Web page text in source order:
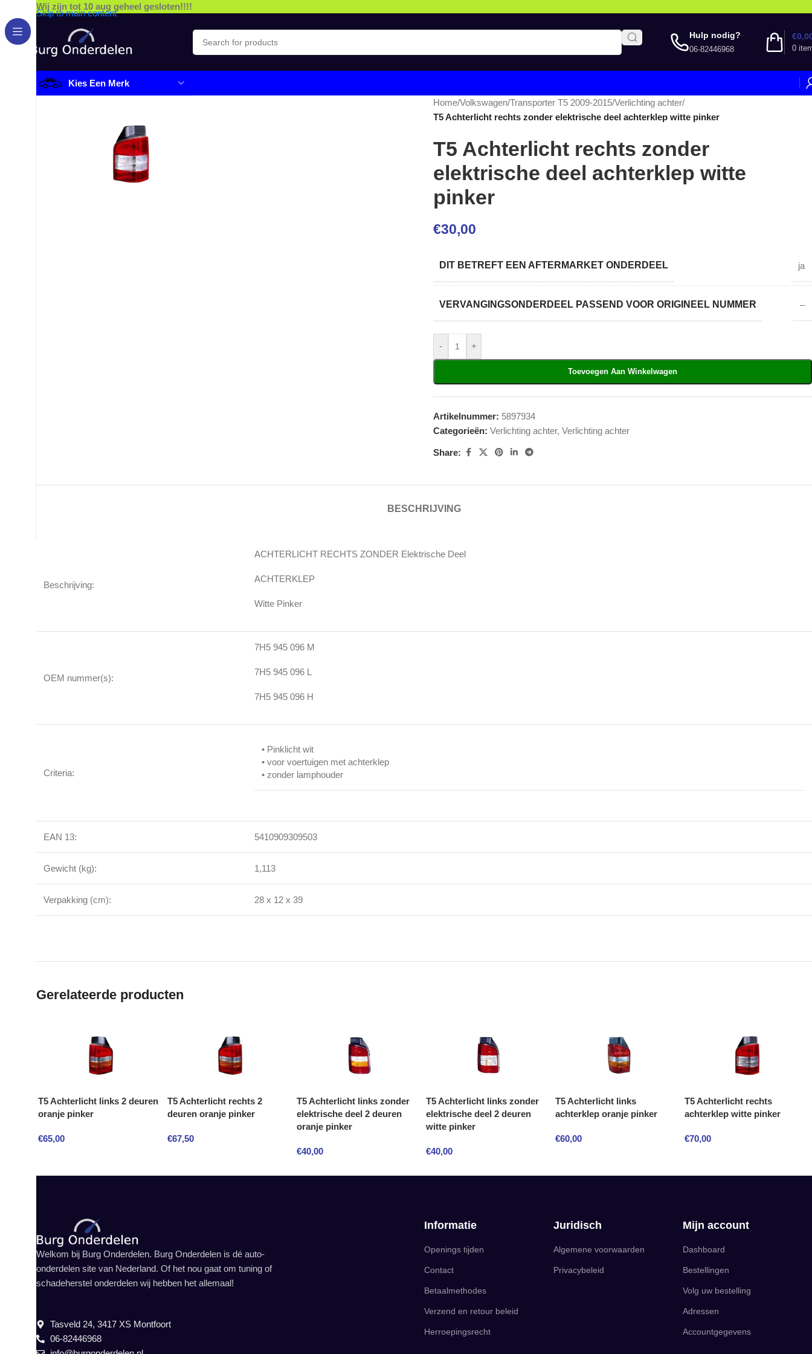
Skip to main content
Wij zijn tot 10 aug geheel gesloten!!!!
Hulp nodig?
06-82446968 0
€
Kies Een Merk
Home/Volkswagen/Transporter T5 2009-2015/Verlichting achter/
T5 Achterlicht rechts zonder elektrische deel achterklep witte pinker
T5 Achterlicht rechts zonder
elektrische deel achterklep witte
pinker
€30,00
DIT BETREFT EEN AFTERMARKET ONDERDEEL ja
VERVANGINGSONDERDEEL PASSEND VOOR ORIGINEEL NUMMER –
- +
Toevoegen Aan Winkelwagen
Artikelnummer: 5897934
Categorieën: Verlichting achter, Verlichting achter
Share:
BESCHRIJVING
Beschrijving:
ACHTERLICHT RECHTS ZONDER Elektrische Deel
ACHTERKLEP
Witte Pinker
OEM nummer(s):
7H5 945 096 M
7H5 945 096 L
7H5 945 096 H
Criteria:
• Pinklicht wit
• voor voertuigen met achterklep
• zonder lamphouder
EAN 13: 5410909309503
Gewicht (kg): 1,113
Verpakking (cm): 28 x 12 x 39
Gerelateerde producten
T5 Achterlicht links 2 deuren
oranje pinker
€65,00
T5 Achterlicht rechts 2
deuren oranje pinker
€67,50
T5 Achterlicht links zonder
elektrische deel 2 deuren
oranje pinker
€40,00
T5 Achterlicht links zonder
elektrische deel 2 deuren
witte pinker
€40,00
T5 Achterlicht links
achterklep oranje pinker
€60,00
T5 Achterlicht rechts
achterklep witte pinker
€70,00
Informatie
Openings tijden
Contact
Betaalmethodes
Verzend en retour beleid
Herroepingsrecht
Juridisch
Algemene voorwaarden
Privacybeleid
Mijn account
Dashboard
Bestellingen
Volg uw bestelling
Adressen
Accountgegevens
Welkom bij Burg Onderdelen. Burg Onderdelen is dé auto-
onderdelen site van Nederland. Of het nou gaat om tuning of
schadeherstel onderdelen wij hebben het allemaal!
Tasveld 24, 3417 XS Montfoort
06-82446968